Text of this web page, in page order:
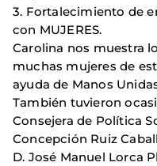
3. Fortalecimiento de
con MUJERES.
Carolina nos muestra
muchas mujeres de
ayuda de Manos
También tuvieron
Consejera de Política
Concepción Ruiz
D. José Manuel Lorca